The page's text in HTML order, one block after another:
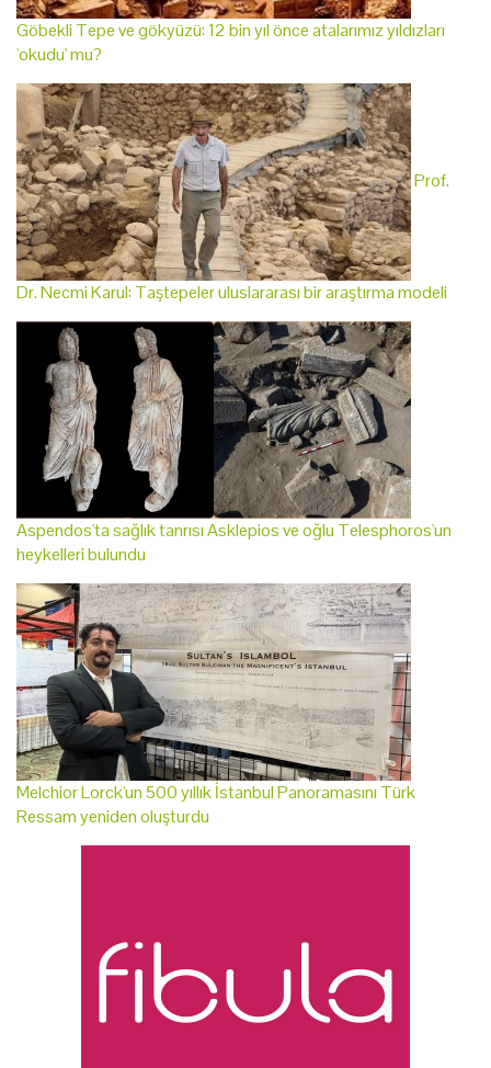
Göbekli Tepe ve gökyüzü: 12 bin yıl önce atalarımız yıldızları
'okudu' mu?
Prof.
Dr. Necmi Karul: Taştepeler uluslararası bir araştırma modeli
Aspendos'ta sağlık tanrısı Asklepios ve oğlu Telesphoros'un
heykelleri bulundu
Melchior Lorck'un 500 yıllık İstanbul Panoramasını Türk
Ressam yeniden oluşturdu